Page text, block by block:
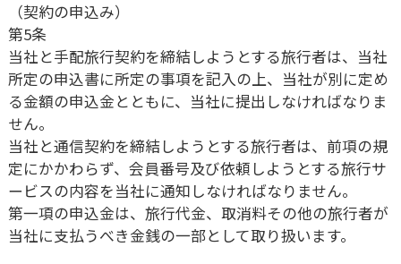
（契約の申込み）
第5条
当社と手配旅行契約を締結しようとする旅行者は、当社
所定の申込書に所定の事項を記入の上、当社が別に定め
る金額の申込金とともに、当社に提出しなければなりま
せん。
当社と通信契約を締結しようとする旅行者は、前項の規
定にかかわらず、会員番号及び依頼しようとする旅行サ
ービスの内容を当社に通知しなければなりません。
第一項の申込金は、旅行代金、取消料その他の旅行者が
当社に支払うべき金銭の一部として取り扱います。